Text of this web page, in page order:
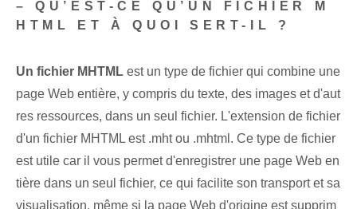
– QU’EST-CE QU’UN FICHIER M
HTML ET À QUOI SERT-IL ?
Un ‌fichier‌ MHTML est un type de fichier qui combine une
page Web entière, y compris du texte, des images et d'aut
res ressources, dans un seul fichier. L'extension de fichier
d'un fichier MHTML est .mht ou .mhtml. Ce type de fichier
est utile car il vous permet d'enregistrer une page Web en
tière dans un seul fichier, ce qui facilite son transport et sa
visualisation, même si la page Web d'origine est supprim